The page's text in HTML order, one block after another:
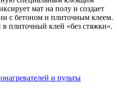
мат на полу и создает
с бетоном и плиточным клеем.
в плиточный клей «без стяжки».
и пульты